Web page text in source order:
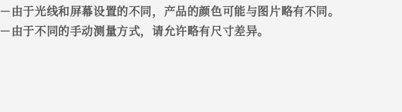
－由于光线和屏幕设置的不同，产品的颜色可能与图片略有不同。
－由于不同的手动测量方式，请允许略有尺寸差异。